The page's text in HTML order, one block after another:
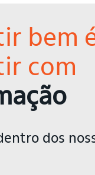
bem
com
dos